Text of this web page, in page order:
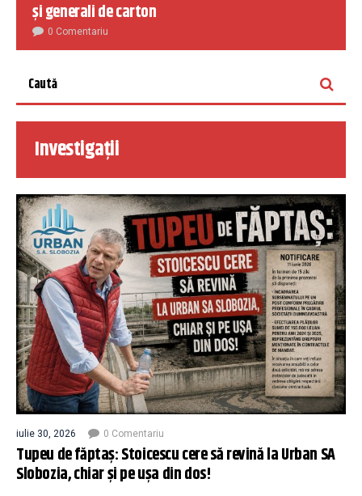
și generali de carton
0 Comentariu
Investigații
iulie 30, 2026 0 Comentariu
Tupeu de făptaș: Stoicescu cere să revină la Urban SA
Slobozia, chiar și pe ușa din dos!